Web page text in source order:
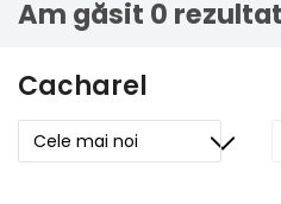
Am găsit 0
Cacharel